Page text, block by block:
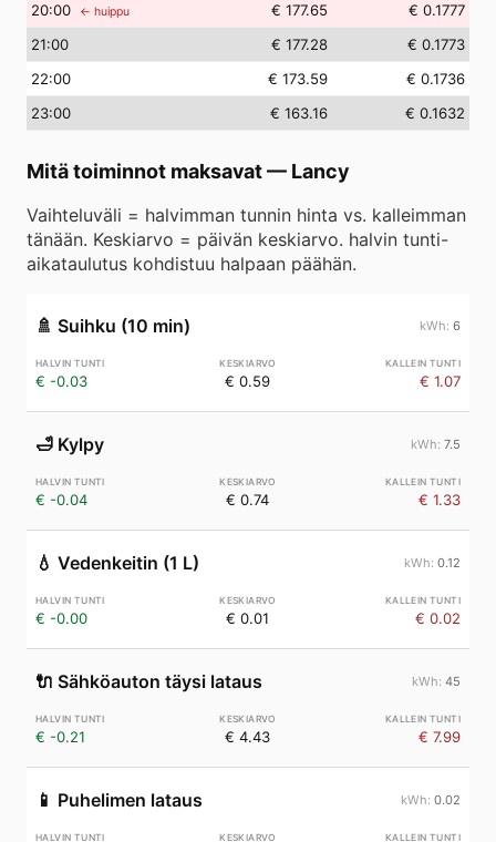
20:00 ← huippu € 177.65
€ 0.1777
21:00 € 177.28
€ 0.1773
22:00 € 173.59
€ 0.1736
23:00 € 163.16 € 0.1632
Mitä toiminnot maksavat— Lancy
Vaihteluväli = halvimman tunnin hinta vs. kalleimman
tänään. Keskiarvo = päivän keskiarvo. halvin tunti-
aikataulutus kohdistuu halpaan päähän.
🚿 Suihku (10 min) 6
€ -0.03 € 0.59 € 1.07
🛁 Kylpy 7.5
€ -0.04 € 0.74 € 1.33
💧 Vedenkeitin (1 L) 0.12
€ -0.00 € 0.01 € 0.02
🔌 Sähköauton täysi lataus 45
€ -0.21 € 4.43 € 7.99
📱 Puhelimen lataus 0.02